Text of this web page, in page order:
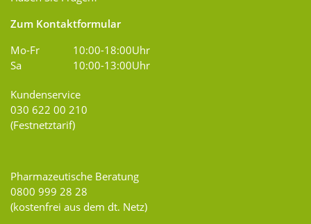
Zum Kontaktformular
Mo-Fr
10:00-18:00Uhr
Sa
10:00-13:00Uhr
Kundenservice
030 622 00 210
(Festnetztarif)
Pharmazeutische Beratung
0800 999 28 28
(kostenfrei aus dem dt. Netz)